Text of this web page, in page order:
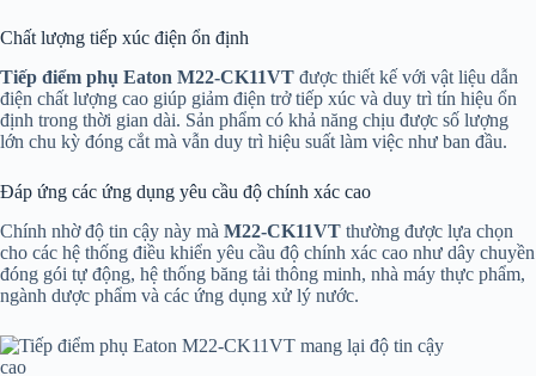
Chất lượng tiếp xúc điện ổn định
Tiếp điểm phụ Eaton M22-CK11VT được thiết kế với vật liệu dẫn
điện chất lượng cao giúp giảm điện trở tiếp xúc và duy trì tín hiệu ổn
định trong thời gian dài. Sản phẩm có khả năng chịu được số lượng
lớn chu kỳ đóng cắt mà vẫn duy trì hiệu suất làm việc như ban đầu.
Đáp ứng các ứng dụng yêu cầu độ chính xác cao
Chính nhờ độ tin cậy này mà M22-CK11VT thường được lựa chọn
cho các hệ thống điều khiển yêu cầu độ chính xác cao như dây chuyền
đóng gói tự động, hệ thống băng tải thông minh, nhà máy thực phẩm,
ngành dược phẩm và các ứng dụng xử lý nước.